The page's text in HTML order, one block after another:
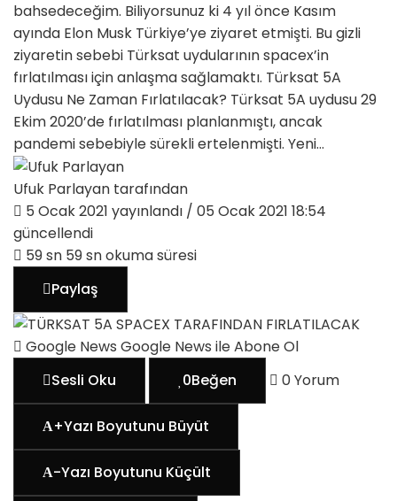
bahsedeceğim. Biliyorsunuz ki 4 yıl önce Kasım
ayında Elon Musk Türkiye’ye ziyaret etmişti. Bu gizli
ziyaretin sebebi Türksat uydularının spacex’in
fırlatılması için anlaşma sağlamaktı. Türksat 5A
Uydusu Ne Zaman Fırlatılacak? Türksat 5A uydusu 29
Ekim 2020’de fırlatılması planlanmıştı, ancak
pandemi sebebiyle sürekli ertelenmişti. Yeni...
Ufuk Parlayan tarafından
5 Ocak 2021 yayınlandı / 05 Ocak 2021 18:54
güncellendi
59 sn 59 sn okuma süresi
Paylaş
Google News Google News ile Abone Ol
Sesli Oku
0Beğen 0Yorum
+Yazı Boyutunu Büyüt
-Yazı Boyutunu Küçült